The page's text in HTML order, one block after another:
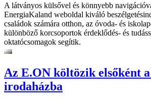
A látványos külsővel és könnyebb
EnergiaKaland weboldal kiváló
családok számára otthon, az óvoda- és
különböző korcsoportok érdeklődés- és
oktatócsomagok segítik.
Az E.ON költözik elsőként
irodaházba